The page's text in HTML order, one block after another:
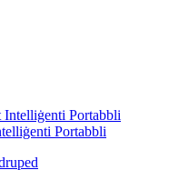
Portabbli